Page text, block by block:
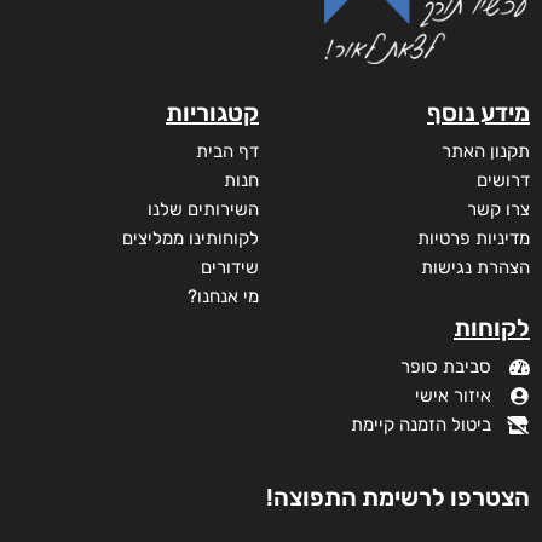
מידע נוסף
תקנון האתר
דרושים
צרו קשר
מדיניות פרטיות
הצהרת נגישות
לקוחות
סביבת סופר
איזור אישי
ביטול הזמנה קיימת
קטגוריות
דף הבית
חנות
השירותים שלנו
לקוחותינו ממליצים
שידורים
מי אנחנו?
הצטרפו לרשימת התפוצה!